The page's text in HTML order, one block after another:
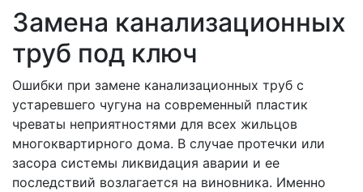
Замена канализационных
труб под ключ
Ошибки при замене канализационных труб с
устаревшего чугуна на современный пластик
чреваты неприятностями для всех жильцов
многоквартирного дома. В случае протечки или
засора системы ликвидация аварии и ее
последствий возлагается на виновника. Именно